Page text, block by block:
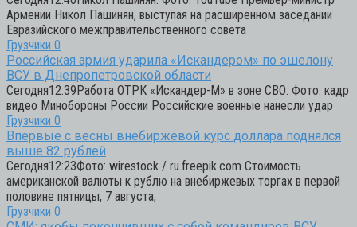
Армении Никол Пашинян, выступая на расширенном заседании
Евразийского межправительственного совета
Грузчики 0
Российская армия ударила «Искандером» по эшелону
ВСУ в Днепропетровской области
Сегодня12:39Работа ОТРК «Искандер-М» в зоне СВО. Фото: кадр
видео Минобороны России Российские военные нанесли удар
Грузчики 0
Впервые с весны внебиржевой курс доллара поднялся
выше 82 рублей
Сегодня12:23Фото: wirestock / ru.freepik.com Стоимость
американской валюты к рублю на внебиржевых торгах в первой
половине пятницы, 7 августа,
Грузчики 0